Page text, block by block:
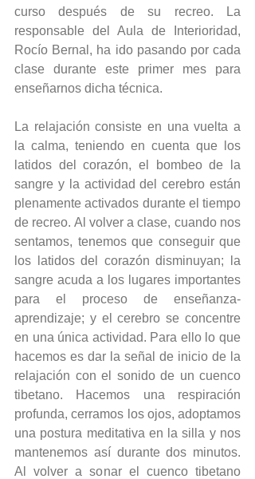
curso después de su recreo. La
responsable del Aula de Interioridad,
Rocío Bernal, ha ido pasando por cada
clase durante este primer mes para
enseñarnos dicha técnica.
La relajación consiste en una vuelta a
la calma, teniendo en cuenta que los
latidos del corazón, el bombeo de la
sangre y la actividad del cerebro están
plenamente activados durante el tiempo
de recreo. Al volver a clase, cuando nos
sentamos, tenemos que conseguir que
los latidos del corazón disminuyan; la
sangre acuda a los lugares importantes
para el proceso de enseñanza-
aprendizaje; y el cerebro se concentre
en una única actividad. Para ello lo que
hacemos es dar la señal de inicio de la
relajación con el sonido de un cuenco
tibetano. Hacemos una respiración
profunda, cerramos los ojos, adoptamos
una postura meditativa en la silla y nos
mantenemos así durante dos minutos.
Al volver a sonar el cuenco tibetano